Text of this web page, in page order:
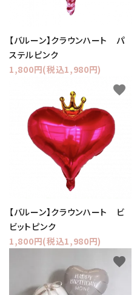
【バルーン】クラウンハート パ
ステルピンク
1,800円(税込1,980円)
【バルーン】クラウンハート ビ
ビットピンク
1,800円(税込1,980円)
favorite
favorite